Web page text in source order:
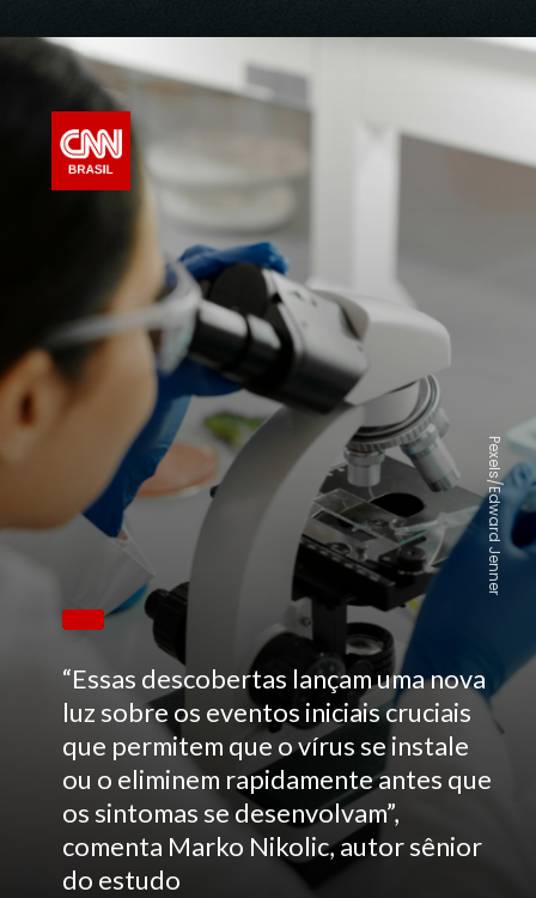
“Essas descobertas lançam uma nova
luz sobre os eventos iniciais cruciais
que permitem que o vírus se instale
ou o eliminem rapidamente antes que
os sintomas se desenvolvam”,
comenta Marko Nikolic, autor sênior
do estudo
Pexels/Edward Jenner